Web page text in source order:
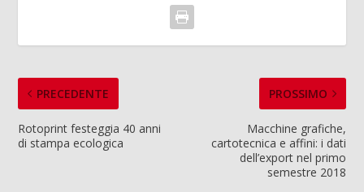
PRECEDENTE
Rotoprint festeggia 40 anni
di stampa ecologica
PROSSIMO
Macchine grafiche,
cartotecnica e affini: i dati
dell’export nel primo
semestre 2018